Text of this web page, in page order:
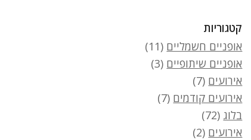
קטגוריות
אופניים חשמליים (11)
אופניים שיתופיים (3)
אירועים (7)
אירועים קודמים (7)
בלוג (72)
אירועים (2)